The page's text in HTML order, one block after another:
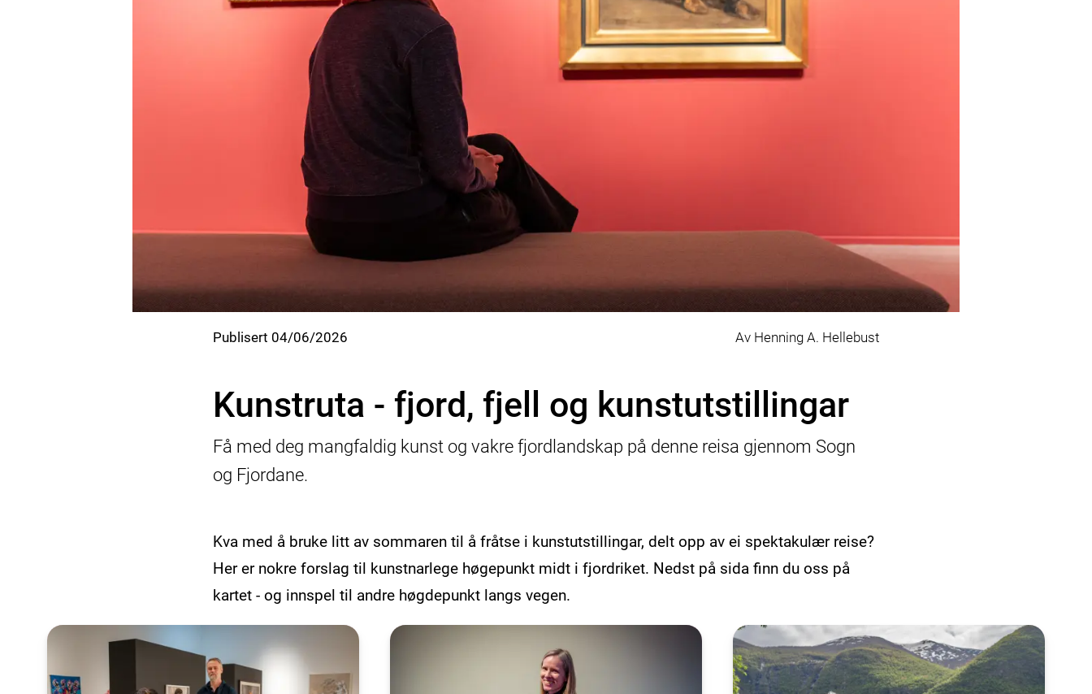
Publisert 04/06/2026 Av Henning A. Hellebust
Kunstruta - fjord, fjell og kunstutstillingar
Få med deg mangfaldig kunst og vakre fjordlandskap på denne reisa gjennom Sogn
og Fjordane.
Kva med å bruke litt av sommaren til å fråtse i kunstutstillingar, delt opp av ei spektakulær reise?
Her er nokre forslag til kunstnarlege høgepunkt midt i fjordriket. Nedst på sida finn du oss på
kartet - og innspel til andre høgdepunkt langs vegen.